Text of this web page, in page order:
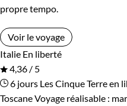
deSienneet de
Au printemps
pour les amoureux de la
sentiers qui relient les cinq
propre tempo.
Voir le voyage
Italie En liberté
4,36 / 5
6 jours Les Cinque Terre en
ToscaneVoyage réalisable :